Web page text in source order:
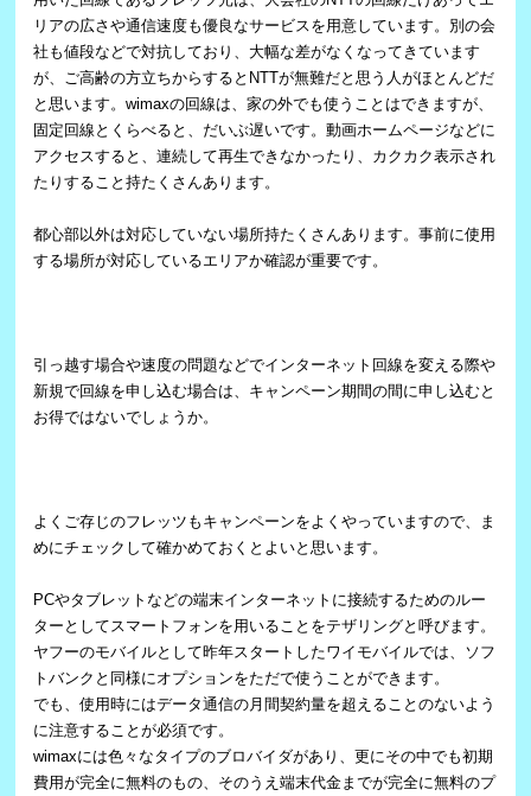
リアの広さや通信速度も優良なサービスを用意しています。別の会
社も値段などで対抗しており、大幅な差がなくなってきています
が、ご高齢の方立ちからするとNTTが無難だと思う人がほとんどだ
と思います。wimaxの回線は、家の外でも使うことはできますが、
固定回線とくらべると、だいぶ遅いです。動画ホームページなどに
アクセスすると、連続して再生できなかったり、カクカク表示され
たりすること持たくさんあります。
都心部以外は対応していない場所持たくさんあります。事前に使用
する場所が対応しているエリアか確認が重要です。
引っ越す場合や速度の問題などでインターネット回線を変える際や
新規で回線を申し込む場合は、キャンペーン期間の間に申し込むと
お得ではないでしょうか。
よくご存じのフレッツもキャンペーンをよくやっていますので、ま
めにチェックして確かめておくとよいと思います。
PCやタブレットなどの端末インターネットに接続するためのルー
ターとしてスマートフォンを用いることをテザリングと呼びます。
ヤフーのモバイルとして昨年スタートしたワイモバイルでは、ソフ
トバンクと同様にオプションをただで使うことができます。
でも、使用時にはデータ通信の月間契約量を超えることのないよう
に注意することが必須です。
wimaxには色々なタイプのブロバイダがあり、更にその中でも初期
費用が完全に無料のもの、そのうえ端末代金までが完全に無料のプ